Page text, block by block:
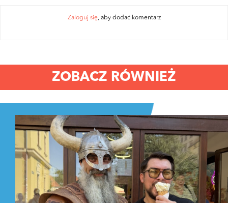
Zaloguj się, aby dodać komentarz
ZOBACZ RÓWNIEŻ